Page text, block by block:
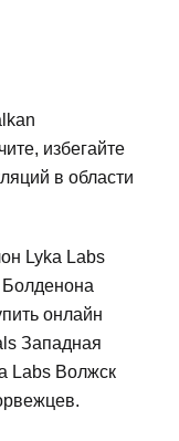
избегайте
в области
Lyka Labs
Болденона
онлайн
Западная
Labs Волжск